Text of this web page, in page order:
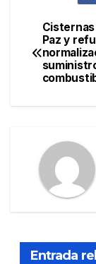
de
Cisternas
Paz y
Entrada